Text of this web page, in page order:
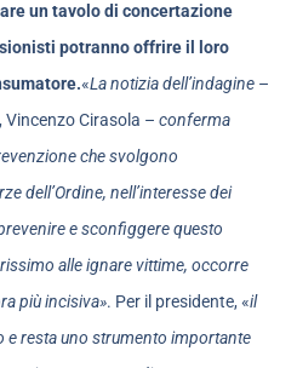
un tavolo di concertazione
potranno offrire il loro
«La notizia dell’indagine –
Vincenzo Cirasola –conferma
che svolgono
dell’Ordine, nell’interesse dei
e sconfiggere questo
alle ignare vittime, occorre
più incisiva». Per il presidente, «il
e resta uno strumento importante